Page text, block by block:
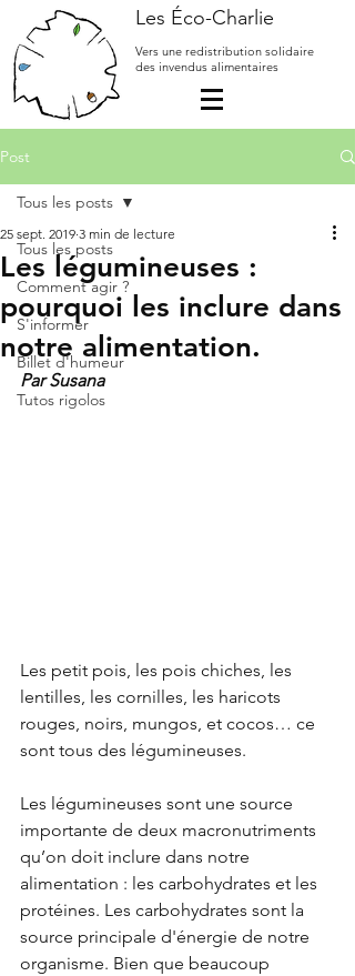
Les Éco-Charlie
Vers une redistribution solidaire
des invendus alimentaires
Post
Tous les posts
Comment agir ?
S'informer
Billet d'humeur
Tutos rigolos
Tous les posts
Les légumineuses :
pourquoi les inclure dans
notre alimentation.
25 sept. 2019 3 min de lecture
Par Susana
Les petit pois, les pois chiches, les
lentilles, les cornilles, les haricots
rouges, noirs, mungos, et cocos… ce
sont tous des légumineuses.
Les légumineuses sont une source
importante de deux macronutriments
qu’on doit inclure dans notre
alimentation : les carbohydrates et les
protéines. Les carbohydrates sont la
source principale d'énergie de notre
organisme. Bien que beaucoup